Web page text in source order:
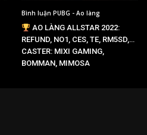
Bình luận PUBG - Ao làng
AO LÀNG ALLSTAR 2022:
REFUND, NO1, CES, TE, RM5SD,…
CASTER: MIXI GAMING,
BOMMAN, MIMOSA